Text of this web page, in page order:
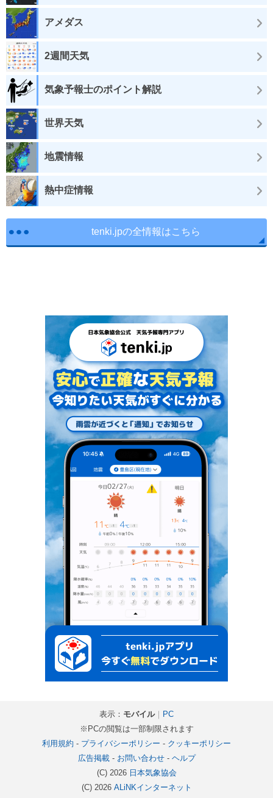
アメダス
2週間天気
気象予報士のポイント解説
世界天気
地震情報
熱中症情報
tenki.jpの全情報はこちら
表示： モバイル｜
PC
※PCの閲覧は一部制限されます
利用規約 - プライバシーポリシー - クッキーポリシー
広告掲載- お問い合わせ- ヘルプ
(C) 2026 日本気象協会
(C) 2026 ALiNKインターネット